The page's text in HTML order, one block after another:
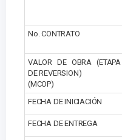
No. CONTRATO
VALOR DE OBRA (ETAPA
DE REVERSION)
(MCOP)
FECHA DE INICIACIÓN
FECHA DE ENTREGA